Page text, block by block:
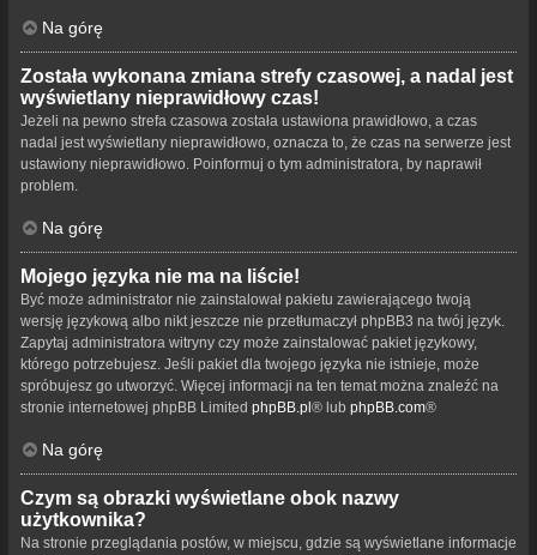
Na górę
Została wykonana zmiana strefy czasowej, a nadal jest
wyświetlany nieprawidłowy czas!
Jeżeli na pewno strefa czasowa została ustawiona prawidłowo, a czas
nadal jest wyświetlany nieprawidłowo, oznacza to, że czas na serwerze jest
ustawiony nieprawidłowo. Poinformuj o tym administratora, by naprawił
problem.
Na górę
Mojego języka nie ma na liście!
Być może administrator nie zainstalował pakietu zawierającego twoją
wersję językową albo nikt jeszcze nie przetłumaczył phpBB3 na twój język.
Zapytaj administratora witryny czy może zainstalować pakiet językowy,
którego potrzebujesz. Jeśli pakiet dla twojego języka nie istnieje, może
spróbujesz go utworzyć. Więcej informacji na ten temat można znaleźć na
stronie internetowej phpBB Limited phpBB.pl® lub phpBB.com®
Na górę
Czym są obrazki wyświetlane obok nazwy
użytkownika?
Na stronie przeglądania postów, w miejscu, gdzie są wyświetlane informacje